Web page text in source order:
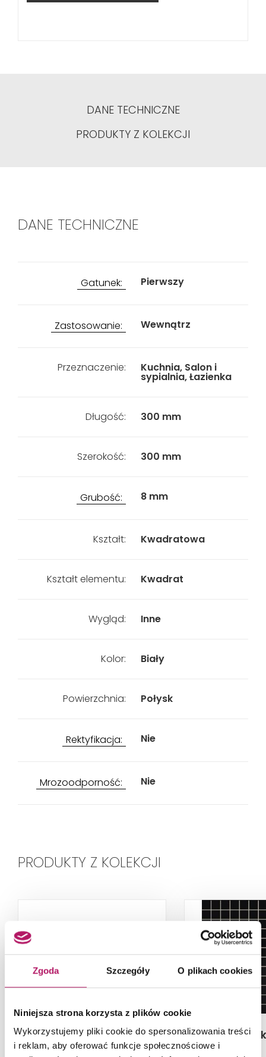
Zgoda Szczegóły O plikach cookies
Niniejsza strona korzysta z plików cookie
Wykorzystujemy pliki cookie do spersonalizowania treści
i reklam, aby oferować funkcje społecznościowe i
DANE TECHNICZNE
PRODUKTY Z KOLEKCJI
DANE TECHNICZNE
Gatunek: Pierwszy
Zastosowanie: Wewnątrz
Przeznaczenie: Kuchnia, Salon i
sypialnia, Łazienka
Długość: 300 mm
Szerokość: 300 mm
Grubość: 8 mm
Kształt: Kwadratowa
Kształt elementu: Kwadrat
Wygląd: Inne
Kolor: Biały
Powierzchnia: Połysk
Rektyfikacja: Nie
Mrozoodporność: Nie
PRODUKTY Z KOLEKCJI
Tubądzin Soga White
STR
Tubądzin